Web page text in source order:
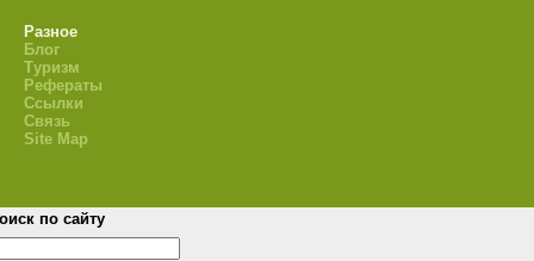
Разное
Блог
Туризм
Рефераты
Ссылки
Связь
Site Map
по сайту